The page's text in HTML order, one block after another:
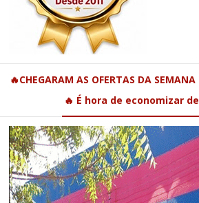
🔥CHEGARAM AS OFERTAS DA
🔥 É hora de economizar